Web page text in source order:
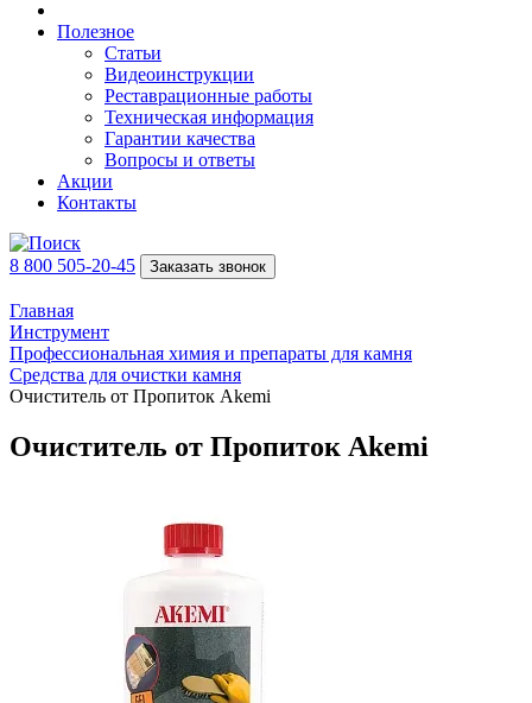
Полезное
Статьи
Видеоинструкции
Реставрационные работы
Техническая информация
Гарантии качества
Вопросы и ответы
Акции
Контакты
8 800 505-20-45 Заказать звонок
Главная
Инструмент
Профессиональная химия и препараты для камня
Средства для очистки камня
Очиститель от Пропиток Akemi
Очиститель от Пропиток Akemi